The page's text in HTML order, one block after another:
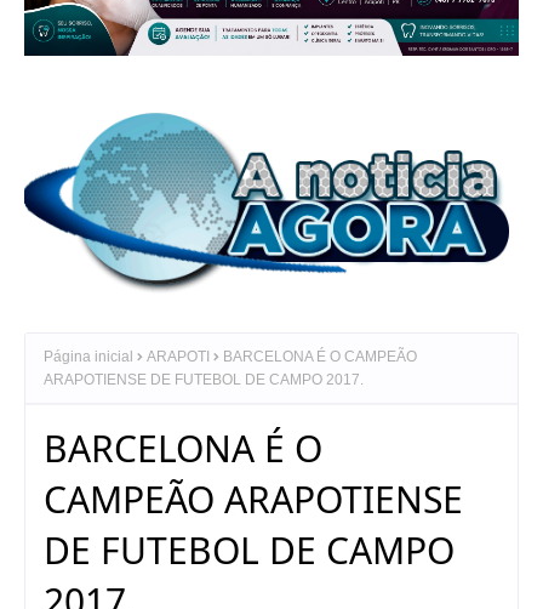
Página inicial ARAPOTI
BARCELONA É O CAMPEÃO
ARAPOTIENSE DE FUTEBOL DE CAMPO 2017.
BARCELONA É O
CAMPEÃO ARAPOTIENSE
DE FUTEBOL DE CAMPO